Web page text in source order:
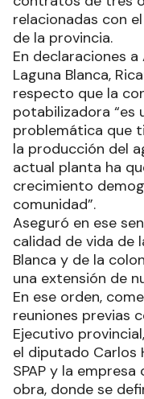
relacionadas con
de la provincia.
En declaraciones a
Laguna Blanca,
respecto que la
potabilizadora “es
problemática que
la producción del
actual planta ha
crecimiento
comunidad”.
Aseguró en ese
calidad de vida de
Blanca y de la
una extensión de
En ese orden,
reuniones previas
Ejecutivo
el diputado Carlos
SPAP y la
obra, donde se